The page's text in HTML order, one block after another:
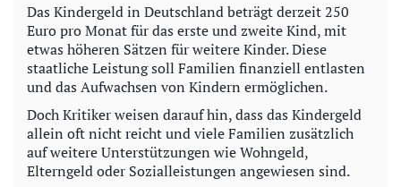
Das Kindergeld in Deutschland beträgt derzeit 250
Euro pro Monat für das erste und zweite Kind, mit
etwas höheren Sätzen für weitere Kinder. Diese
staatliche Leistung soll Familien finanziell entlasten
und das Aufwachsen von Kindern ermöglichen.
Doch Kritiker weisen darauf hin, dass das Kindergeld
allein oft nicht reicht und viele Familien zusätzlich
auf weitere Unterstützungen wie Wohngeld,
Elterngeld oder Sozialleistungen angewiesen sind.